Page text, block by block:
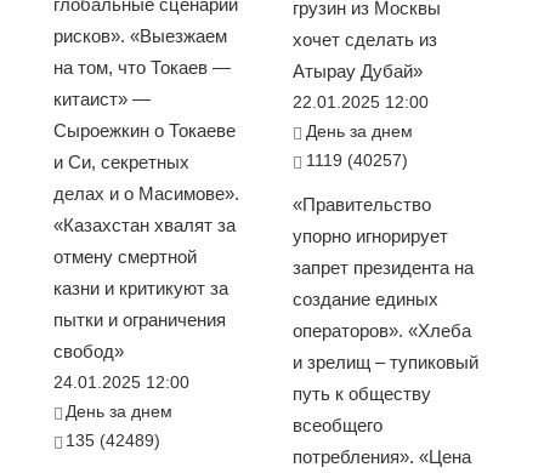
глобальные сценарии
рисков». «Выезжаем
на том, что Токаев —
китаист» —
Сыроежкин о Токаеве
и Си, секретных
делах и о Масимове».
«Казахстан хвалят за
отмену смертной
казни и критикуют за
пытки и ограничения
свобод»
24.01.2025 12:00
День за днем
135 (42489)
грузин из Москвы
хочет сделать из
Атырау Дубай»
22.01.2025 12:00
День за днем
1119 (40257)
«Правительство
упорно игнорирует
запрет президента на
создание единых
операторов». «Хлеба
и зрелищ – тупиковый
путь к обществу
всеобщего
потребления». «Цена